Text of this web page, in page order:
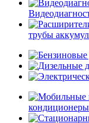
трубы
кондиционеры